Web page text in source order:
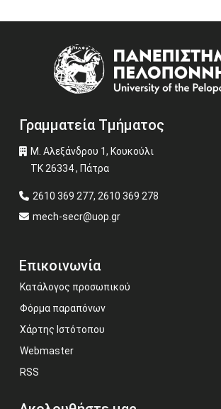
Γραμματεία Τμήματος
Μ. Αλεξάνδρου 1, Κουκούλι
ΤΚ 26334 , Πάτρα
2610 369 277, 2610 369 278
mech-secr@uop.gr
Επικοινωνία
Κατάλογος προσωπικού
Φόρμα παραπόνων
Χάρτης Ιστότοπου
Webmaster
RSS